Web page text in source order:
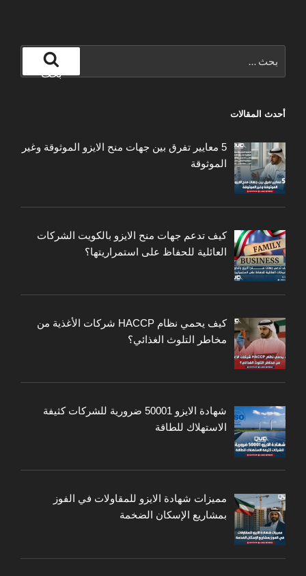
عن:
بحث
أحدث المقالات
5 معايير تفرق بين جهات منح الايزو الموثوقة وغير
الموثوقة
كيف تدعم جهات منح الايزو بالكويت الشركات
العائلية للحفاظ على استمراريتها؟
كيف يحمي نظام HACCP شركات الأغذية من
مخاطر التلوث الغذائي؟
شهادة الايزو 50001 ضرورية للشركات كثيفة
الاستهلاك للطاقة
مميزات شهادة الايزو للمقاولات في الفوز
بمشاريع الإسكان الضخمة